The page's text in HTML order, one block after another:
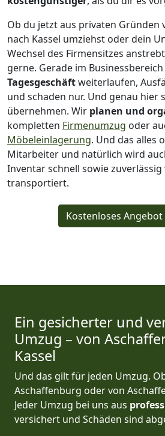
Ob du jetzt aus privaten Gründen
nach Kassel umziehst oder dein
Wechsel des Firmensitzes
gerne. Gerade im
Tagesgeschäftweiterlaufen,
und schaden nur. Und genau hier
übernehmen. Wir planen und
kompletten Firmenumzug oder
Möbeleinlagerung. Und das alles
Mitarbeiter und natürlich wird
Inventar schnell sowie zuverlässig
transportiert.
Kostenloses
Ein gesicherter und
Umzug – von
Kassel
Und das gilt für jeden Umzug.
Aschaffenburg oder von
Jeder Umzug bei uns aus
versichert und Schäden sind